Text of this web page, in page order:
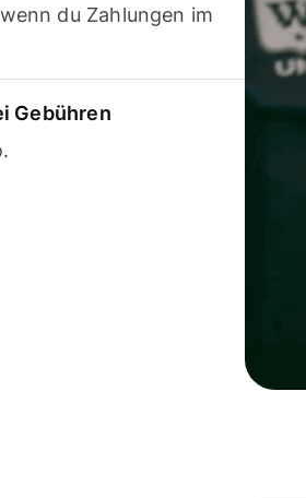
du Zahlungen im
Gebühren